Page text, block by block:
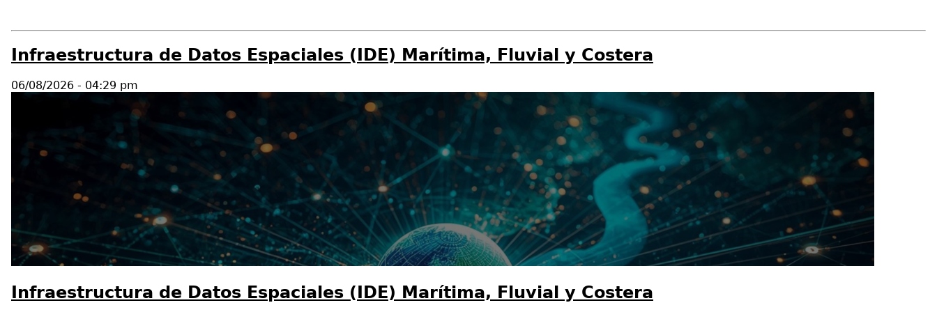
Infraestructura de Datos Espaciales (IDE) Marítima, Fluvial y Costera
06/08/2026 - 04:29 pm
Infraestructura de Datos Espaciales (IDE) Marítima, Fluvial y Costera